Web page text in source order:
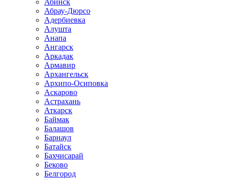
Абинск
Абрау-Дюрсо
Адербиевка
Алушта
Анапа
Ангарск
Аркадак
Армавир
Архангельск
Архипо-Осиповка
Аскарово
Астрахань
Аткарск
Баймак
Балашов
Барнаул
Батайск
Бахчисарай
Беково
Белгород